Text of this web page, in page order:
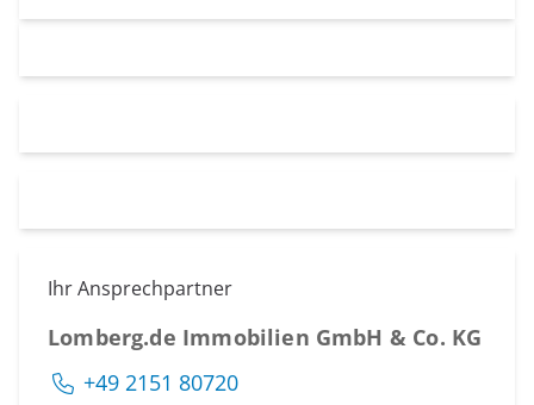
Ihr Ansprechpartner
Lomberg.de Immobilien GmbH & Co. KG
+49 2151 80720